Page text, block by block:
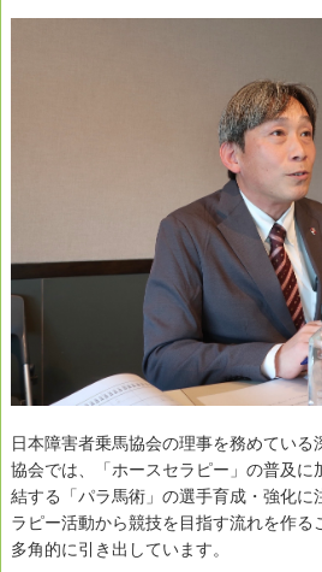
日本障害者乗馬協会の理事を務めてい
協会では、「ホースセラピー」の普及に
結する「パラ馬術」の選手育成・強化に
ラピー活動から競技を目指す流れを作る
多角的に引き出しています。